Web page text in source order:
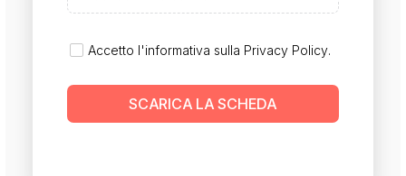
Accetto l'informativa sulla Privacy Policy.
SCARICA LA SCHEDA